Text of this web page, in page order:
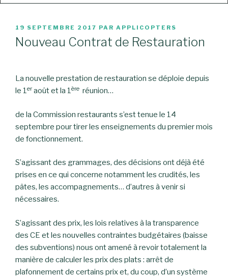
PUBLIÉ
LE
19 SEPTEMBRE 2017 PAR APPLICOPTERS
Nouveau Contrat de Restauration
La nouvelle prestation de restauration se déploie depuis
le 1eraoût et la 1ère réunion…
de la Commission restaurants s’est tenue le 14
septembre pour tirer les enseignements du premier mois
de fonctionnement.
S’agissant des grammages, des décisions ont déjà été
prises en ce qui concerne notamment les crudités, les
pâtes, les accompagnements… d’autres à venir si
nécessaires.
S’agissant des prix, les lois relatives à la transparence
des CE et les nouvelles contraintes budgétaires (baisse
des subventions) nous ont amené à revoir totalement la
manière de calculer les prix des plats : arrêt de
plafonnement de certains prix et, du coup, d’un système